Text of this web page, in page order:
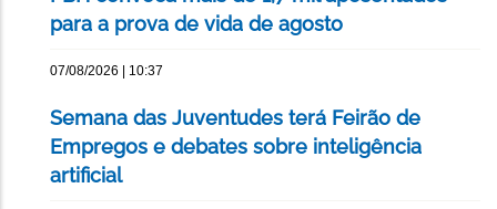
para a prova de vida de agosto
07/08/2026 | 10:37
Semana das Juventudes terá Feirão de
Empregos e debates sobre inteligência
artificial